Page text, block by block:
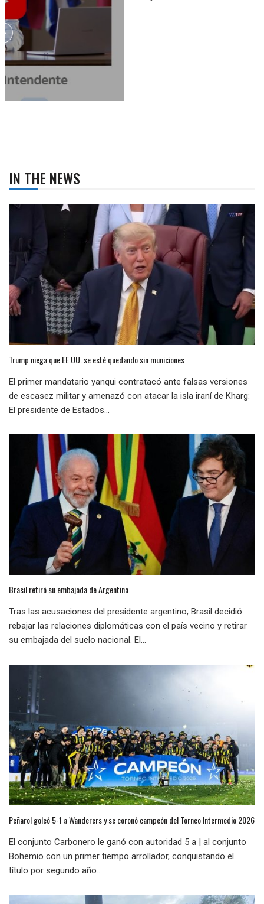
IN THE NEWS
Trump niega que EE.UU. se esté quedando sin municiones
El primer mandatario yanqui contratacó ante falsas versiones
de escasez militar y amenazó con atacar la isla iraní de Kharg:
El presidente de Estados...
Brasil retiró su embajada de Argentina
Tras las acusaciones del presidente argentino, Brasil decidió
rebajar las relaciones diplomáticas con el país vecino y retirar
su embajada del suelo nacional. El...
Peñarol goleó 5-1 a Wanderers y se coronó campeón del Torneo Intermedio 2026
El conjunto Carbonero le ganó con autoridad 5 a | al conjunto
Bohemio con un primer tiempo arrollador, conquistando el
título por segundo año...